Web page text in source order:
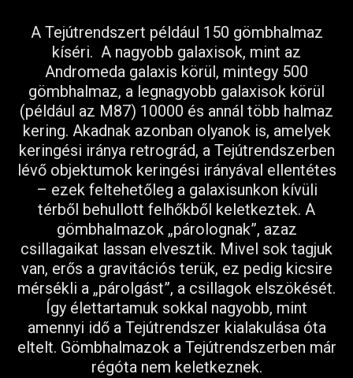
A Tejútrendszert például 150 gömbhalmaz
kíséri. A nagyobb galaxisok, mint az
Andromeda galaxis körül, mintegy 500
gömbhalmaz, a legnagyobb galaxisok körül
(például az M87) 10000 és annál több halmaz
kering. Akadnak azonban olyanok is, amelyek
keringési iránya retrográd, a Tejútrendszerben
lévő objektumok keringési irányával ellentétes
– ezek feltehetőleg a galaxisunkon kívüli
térből behullott felhőkből keletkeztek. A
gömbhalmazok „párolognak”, azaz
csillagaikat lassan elvesztik. Mivel sok tagjuk
van, erős a gravitációs terük, ez pedig kicsire
mérsékli a „párolgást”, a csillagok elszökését.
Így élettartamuk sokkal nagyobb, mint
amennyi idő a Tejútrendszer kialakulása óta
eltelt. Gömbhalmazok a Tejútrendszerben már
régóta nem keletkeznek.